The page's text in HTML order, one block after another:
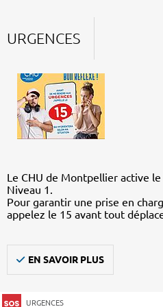
URGENCES
Le CHU de Montpellier active
Niveau 1.
Pour garantir une prise en
appelez le 15 avant tout
EN SAVOIR PLUS
URGENCES